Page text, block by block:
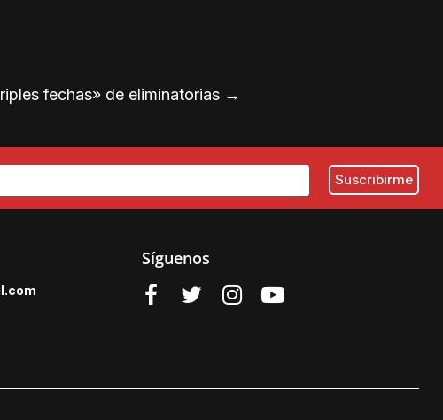
fechas» de eliminatorias →
com
Síguenos